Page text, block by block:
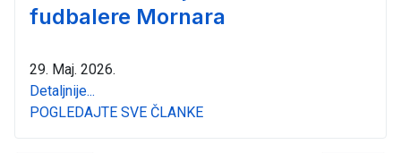
fudbalere Mornara
29. Maj. 2026.
Detaljnije...
POGLEDAJTE SVE ČLANKE